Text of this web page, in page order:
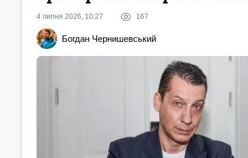
4 липня 2026, 10:27 167
Богдан Чернишевський